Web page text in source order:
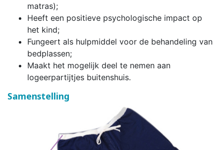
matras);
Heeft een positieve psychologische impact op
het kind;
Fungeert als hulpmiddel voor de behandeling van
bedplassen;
Maakt het mogelijk deel te nemen aan
logeerpartijtjes buitenshuis.
Samenstelling